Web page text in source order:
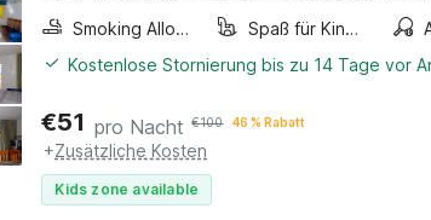
Smoking Allowed
Spaß für Kinder
Kostenlose Stornierung bis zu 14 Tage vor
€51 pro Nacht €100 46 % Rabatt
+Zusätzliche Kosten
Kids zone available